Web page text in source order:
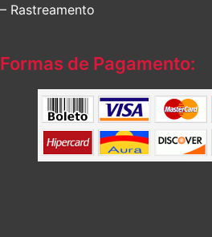
– Rastreamento
Formas de Pagamento: